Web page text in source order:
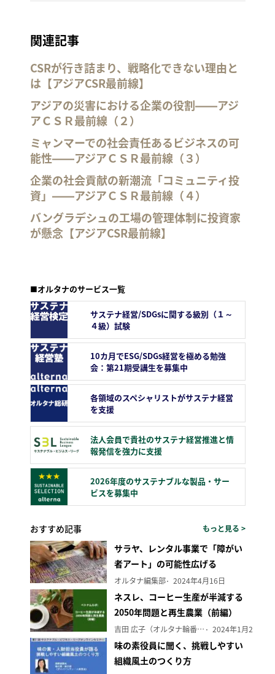
関連記事
CSRが行き詰まり、戦略化できない理由と
は【アジアCSR最前線】
アジアの災害における企業の役割――アジ
アＣＳＲ最前線（２）
ミャンマーでの社会責任あるビジネスの可
能性――アジアＣＳＲ最前線（３）
企業の社会貢献の新潮流「コミュニティ投
資」――アジアＣＳＲ最前線（４）
バングラデシュの工場の管理体制に投資家
が懸念【アジアCSR最前線】
■オルタナのサービス一覧
サステナ経営/SDGsに関する級別（１～
４級）試験
10カ月でESG/SDGs経営を極める勉強
会：第21期受講生を募集中
各領域のスペシャリストがサステナ経営
を支援
法人会員で貴社のサステナ経営推進と情
報発信を強力に支援
2026年度のサステナブルな製品・サー
ビスを募集中
おすすめ記事 もっと見る >
サラヤ、レンタル事業で「障がい
者アート」の可能性広げる
オルタナ編集部 2024年4月16日
ネスレ、コーヒー生産が半減する
2050年問題と再生農業（前編）
吉田 広子（オルタナ輪番編集長） 2024年1月29日
味の素役員に聞く、挑戦しやすい
組織風土のつくり方